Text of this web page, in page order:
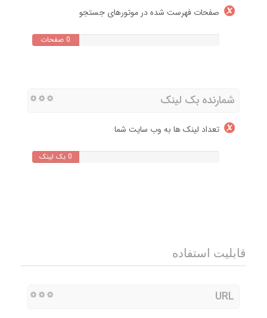
صفحات فهرست شده در موتورهای جستجو
0 صفحات
شمارنده بک لینک
تعداد لینک ها به وب سایت شما
0 بک لینک
قابلیت استفاده
URL